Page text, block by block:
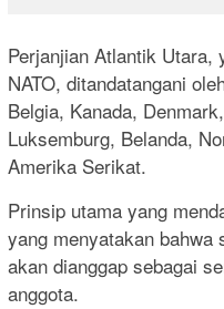
Perjanjian Atlantik Utara,
NATO, ditandatangani
Belgia, Kanada,
Luksemburg, Belanda,
Amerika Serikat.
Prinsip utama yang
yang menyatakan bahwa
akan dianggap sebagai
anggota.